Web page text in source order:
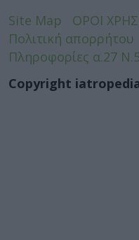
Site Map ΟΡΟΙ
Πολιτική απορρήτου
Πληροφορίες α.27
Copyright